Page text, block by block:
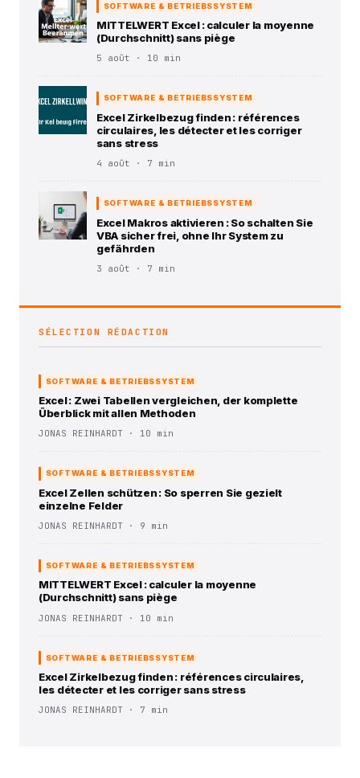
SOFTWARE & BETRIEBSSYSTEM
MITTELWERT Excel : calculer la moyenne
(Durchschnitt) sans piège
5 août · 10 min
SOFTWARE & BETRIEBSSYSTEM
Excel Zirkelbezug finden : références
circulaires, les détecter et les corriger
sans stress
4 août · 7 min
SOFTWARE & BETRIEBSSYSTEM
Excel Makros aktivieren : So schalten Sie
VBA sicher frei, ohne Ihr System zu
gefährden
3 août · 7 min
SÉLECTION RÉDACTION
SOFTWARE & BETRIEBSSYSTEM
Excel : Zwei Tabellen vergleichen, der komplette
Überblick mit allen Methoden
JONAS REINHARDT · 10 min
SOFTWARE & BETRIEBSSYSTEM
Excel Zellen schützen : So sperren Sie gezielt
einzelne Felder
JONAS REINHARDT · 9 min
SOFTWARE & BETRIEBSSYSTEM
MITTELWERT Excel : calculer la moyenne
(Durchschnitt) sans piège
JONAS REINHARDT · 10 min
SOFTWARE & BETRIEBSSYSTEM
Excel Zirkelbezug finden : références circulaires,
les détecter et les corriger sans stress
JONAS REINHARDT · 7 min